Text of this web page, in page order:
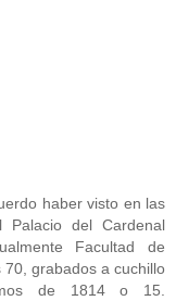
haber visto en las
Palacio del Cardenal
Facultad de
grabados a cuchillo
de 1814 o 15.